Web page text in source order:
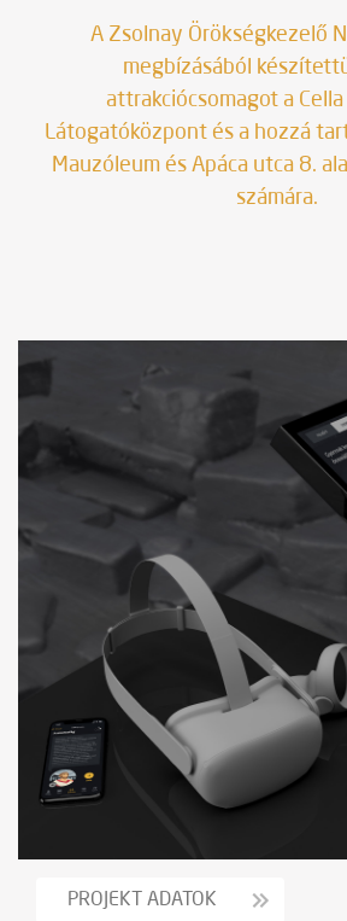
A Zsolnay Örökségkezelő
megbízásából
attrakciócsomagot a
Látogatóközpont és a hozzá
Mauzóleum és Apáca utca 8.
számára.
Pécsi Világörökség Negyed, Cella
Septichora Látogatóközpont
PROJEKT ADATOK